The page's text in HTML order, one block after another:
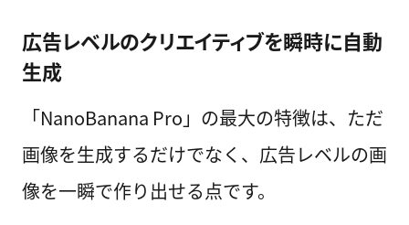
広告レベルのクリエイティブを瞬時に自動
生成
「NanoBanana Pro」の最大の特徴は、ただ
画像を生成するだけでなく、広告レベルの画
像を一瞬で作り出せる点です。